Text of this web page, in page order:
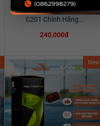
Xem chi tiết
Túi Thể Thao Cầu Lông Ywyat
C201 Chính Hãng…
240,000đ
New